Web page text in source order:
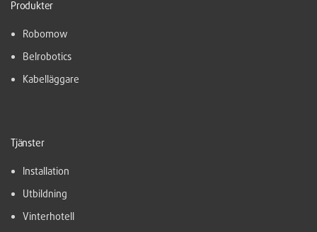
Produkter
Robomow
Belrobotics
Kabelläggare
Tjänster
Installation
Utbildning
Vinterhotell